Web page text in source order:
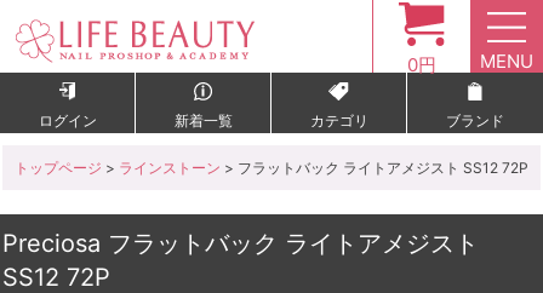
0円 MENU
ログイン 新着一覧 カテゴリ ブランド
トップページ > ラインストーン > フラットバック ライトアメジスト SS12 72P
Preciosa フラットバック ライトアメジスト
SS12 72P